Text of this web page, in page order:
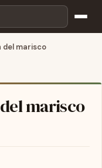
del marisco
marisco